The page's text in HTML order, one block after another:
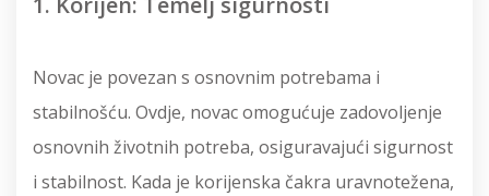
Novac je povezan s osnovnim potrebama i
stabilnošću. Ovdje, novac omogućuje zadovoljenje
osnovnih životnih potreba, osiguravajući sigurnost
i stabilnost. Kada je korijenska čakra uravnotežena,